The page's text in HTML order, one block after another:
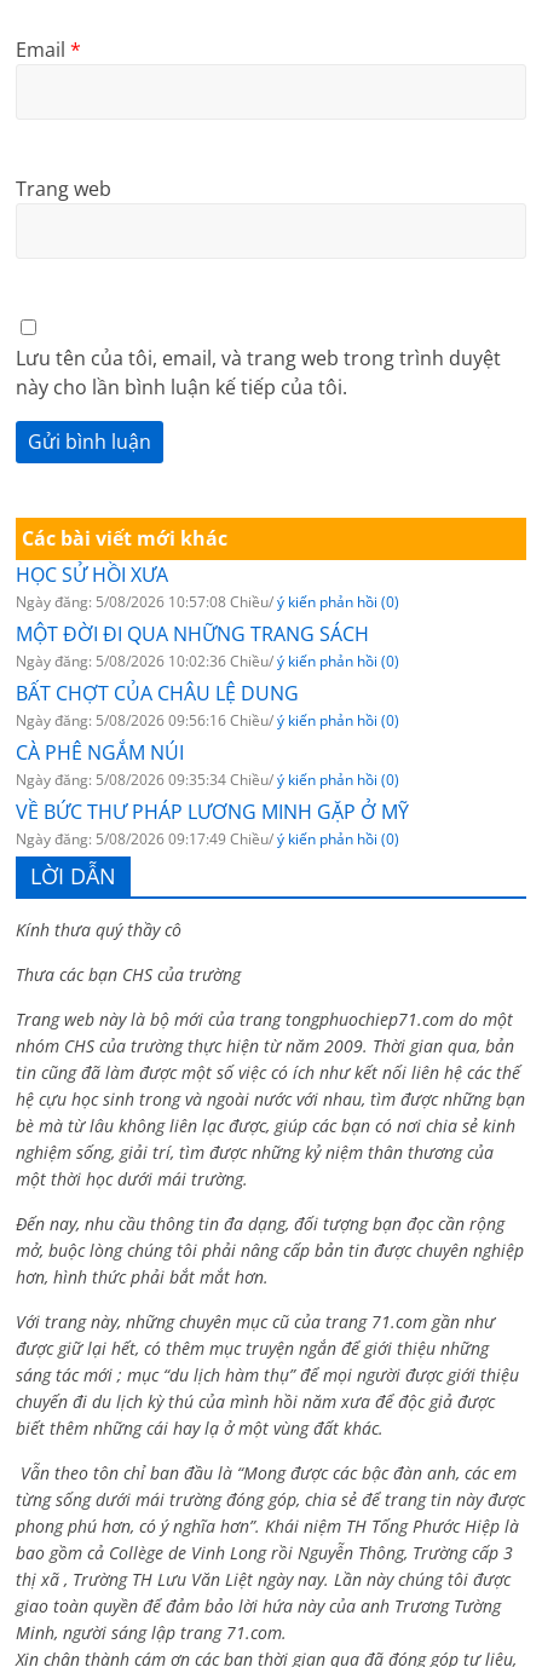
Email*
Trang web
Lưu tên của tôi, email, và trang web trong trình duyệt
này cho lần bình luận kế tiếp của tôi.
Các bài viết mới khác
HỌC SỬ HỒI XƯA
Ngày đăng: 5/08/2026 10:57:08 Chiều/ý kiến phản hồi (0)
MỘT ĐỜI ĐI QUA NHỮNG TRANG SÁCH
Ngày đăng: 5/08/2026 10:02:36 Chiều/ý kiến phản hồi (0)
BẤT CHỢT CỦA CHÂU LỆ DUNG
Ngày đăng: 5/08/2026 09:56:16 Chiều/ý kiến phản hồi (0)
CÀ PHÊ NGẮM NÚI
Ngày đăng: 5/08/2026 09:35:34 Chiều/ý kiến phản hồi (0)
VỀ BỨC THƯ PHÁP LƯƠNG MINH GẶP Ở MỸ
Ngày đăng: 5/08/2026 09:17:49 Chiều/ý kiến phản hồi (0)
LỜI DẪN
Kính thưa quý thầy cô
Thưa các bạn CHS của trường
Trang web này là bộ mới của trang tongphuochiep71.com do một
nhóm CHS của trường thực hiện từ năm 2009. Thời gian qua, bản
tin cũng đã làm được một số việc có ích như kết nối liên hệ các thế
hệ cựu học sinh trong và ngoài nước với nhau, tìm được những bạn
bè mà từ lâu không liên lạc được, giúp các bạn có nơi chia sẻ kinh
nghiệm sống, giải trí, tìm được những kỷ niệm thân thương của
một thời học dưới mái trường.
Đến nay, nhu cầu thông tin đa dạng, đối tượng bạn đọc cần rộng
mở, buộc lòng chúng tôi phải nâng cấp bản tin được chuyên nghiệp
hơn, hình thức phải bắt mắt hơn.
Với trang này, những chuyên mục cũ của trang 71.com gần như
được giữ lại hết, có thêm mục truyện ngắn để giới thiệu những
sáng tác mới ; mục “du lịch hàm thụ” để mọi người được giới thiệu
chuyến đi du lịch kỳ thú của mình hồi năm xưa để độc giả được
biết thêm những cái hay lạ ở một vùng đất khác.
Vẫn theo tôn chỉ ban đầu là “Mong được các bậc đàn anh, các em
từng sống dưới mái trường đóng góp, chia sẻ để trang tin này được
phong phú hơn, có ý nghĩa hơn”. Khái niệm TH Tống Phước Hiệp là
bao gồm cả Collège de Vinh Long rồi Nguyễn Thông, Trường cấp 3
thị xã , Trường TH Lưu Văn Liệt ngày nay. Lần này chúng tôi được
giao toàn quyền để đảm bảo lời hứa này của anh Trương Tường
Minh, người sáng lập trang 71.com.
Xin chân thành cám ơn các bạn thời gian qua đã đóng góp tư liệu,